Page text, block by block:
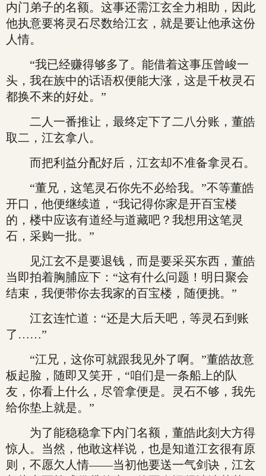
内门弟子的名额。这事还需江玄全力相助，因此
他执意要将灵石尽数给江玄，就是要让他承这份
人情。
“我已经赚得够多了。能借着这事压曾峻一
头，我在族中的话语权便能大涨，这是千枚灵石
都换不来的好处。”
二人一番推让，最终定下了二八分账，董皓
取二，江玄拿八。
而把利益分配好后，江玄却不准备拿灵石。
“董兄，这笔灵石你先不必给我。”不等董皓
开口，他便继续道，“我记得你家是开百宝楼
的，楼中应该有道经与道藏吧？我想用这笔灵
石，采购一批。”
见江玄不是要退钱，而是要采买东西，董皓
当即拍着胸脯应下：“这有什么问题！明日聚会
结束，我便带你去我家的百宝楼，随便挑。”
江玄连忙道：“还是大后天吧，等灵石到账
了……”
“江兄，这你可就跟我见外了啊。”董皓故意
板起脸，随即又笑开，“咱们是一条船上的队
友，你看上什么，尽管拿便是。灵石不够，我先
给你垫上就是。”
为了能稳稳拿下内门名额，董皓此刻大方得
惊人。当然，他敢这样说，也是知道江玄很有原
则，不愿欠人情——当初他要送一气剑诀，江玄